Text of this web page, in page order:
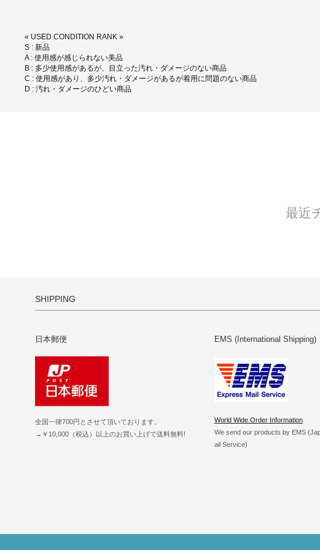
« USED CONDITION RANK »
S : 新品
A : 使用感が感じられない美品
B : 多少使用感があるが、目立った汚れ・ダメージのない商品
C : 使用感があり、多少汚れ・ダメージがあるが着用に問題のない商品
D : 汚れ・ダメージのひどい商品
最近
SHIPPING
日本郵便
全国一律700円とさせて頂いております。
→￥10,000（税込）以上のお買い上げで送料無料!
EMS (International Shipping)
World Wide Order Information
We send our products by EMS
ail Service)